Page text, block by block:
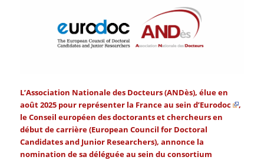
L’Association Nationale des Docteurs (ANDès), élue en
août 2025 pour représenter la France au sein d’Eurodoc
,
le Conseil européen des doctorants et chercheurs en
début de carrière (European Council for Doctoral
Candidates and Junior Researchers), annonce la
nomination de sa déléguée au sein du consortium